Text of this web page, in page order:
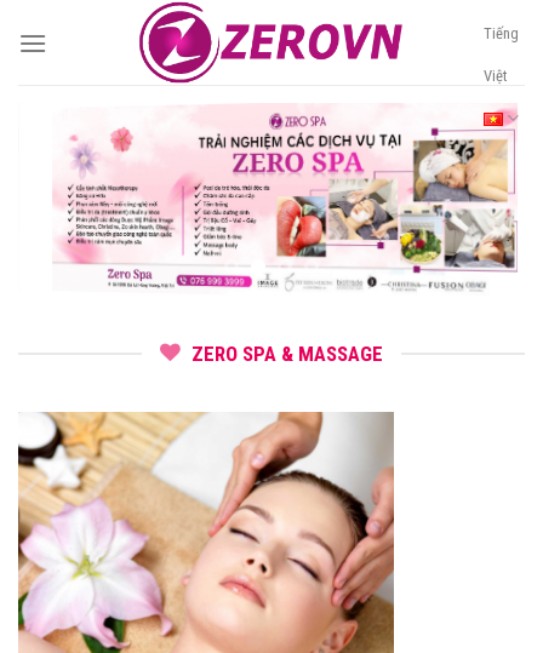
Tiếng
Việt
ZERO SPA & MASSAGE